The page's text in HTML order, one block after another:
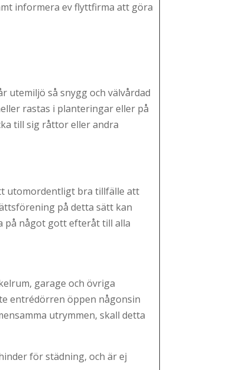
informera ev flyttfirma att göra
utemiljö så snygg och välvårdad
rastas i planteringar eller på
till sig råttor eller andra
utomordentligt bra tillfälle att
på detta sätt kan
på något gott efteråt till alla
garage och övriga
entrédörren öppen någonsin
utrymmen, skall detta
för städning, och är ej